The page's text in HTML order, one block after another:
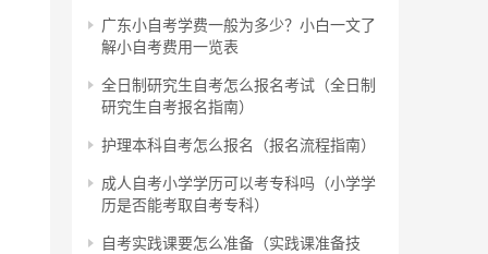
广东小自考学费一般为多少？小白一文了
解小自考费用一览表
全日制研究生自考怎么报名考试（全日制
研究生自考报名指南）
护理本科自考怎么报名（报名流程指南）
成人自考小学学历可以考专科吗（小学学
历是否能考取自考专科）
自考实践课要怎么准备（实践课准备技